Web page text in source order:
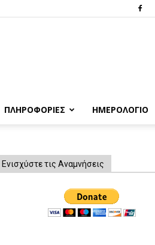
ΠΛΗΡΟΦΟΡΙΕΣ ΗΜΕΡΟΛΟΓΙΟ
Ενισχύστε τις Αναμνήσεις